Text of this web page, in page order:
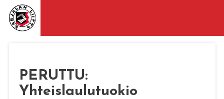
PERUTTU:
Yhteislaulutuokio